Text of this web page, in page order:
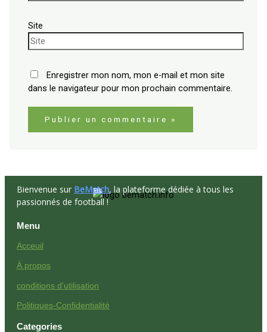
Site
Enregistrer mon nom, mon e-mail et mon site
dans le navigateur pour mon prochain commentaire.
Bienvenue sur BeMatch, la plateforme dédiée à tous les
passionnés de football !
Menu
Acceuil
À propos
conditions d'utilisation
Politiques-Confidentialité
Categories